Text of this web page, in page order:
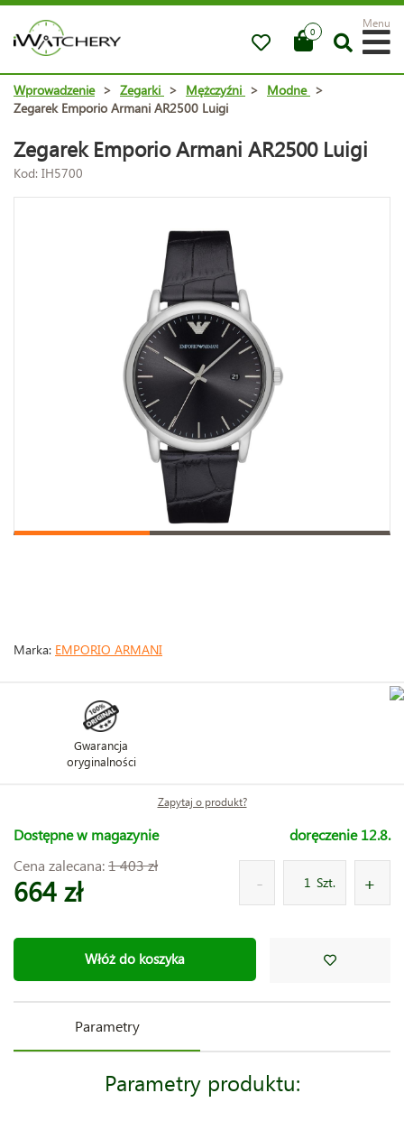
0
Menu
Wprowadzenie > Zegarki > Mężczyźni > Modne >
Zegarek Emporio Armani AR2500 Luigi
Zegarek Emporio Armani AR2500 Luigi
Kod: IH5700
Marka: EMPORIO ARMANI
Gwarancja
oryginalności
Zapytaj o produkt?
Dostępne w magazynie
doręczenie 12.8.
Cena zalecana:1 403 zł
664 zł Szt.
Włóż do koszyka
Parametry
Parametry produktu: